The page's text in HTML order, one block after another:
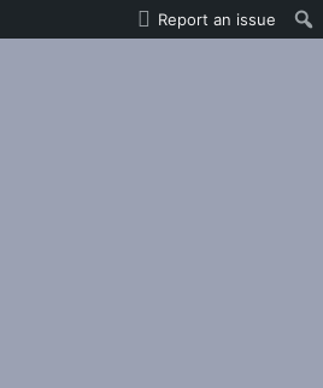
Report an issue